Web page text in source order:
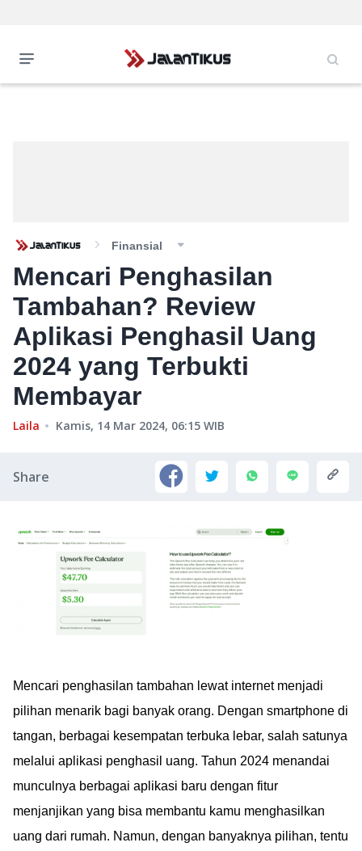
Finansial
Mencari Penghasilan
Tambahan? Review
Aplikasi Penghasil Uang
2024 yang Terbukti
Membayar
Laila Kamis, 14 Mar 2024, 06:15 WIB
Share
Mencari penghasilan tambahan lewat internet menjadi
pilihan menarik bagi banyak orang. Dengan smartphone di
tangan, berbagai kesempatan terbuka lebar, salah satunya
melalui aplikasi penghasil uang. Tahun 2024 menandai
munculnya berbagai aplikasi baru dengan fitur
menjanjikan yang bisa membantu kamu menghasilkan
uang dari rumah. Namun, dengan banyaknya pilihan, tentu